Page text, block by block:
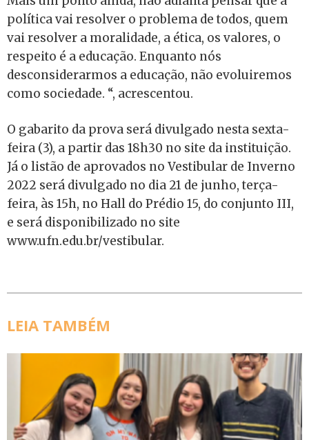
política vai resolver o problema de todos, quem
vai resolver a moralidade, a ética, os valores, o
respeito é a educação. Enquanto nós
desconsiderarmos a educação, não evoluiremos
como sociedade. “, acrescentou.
O gabarito da prova será divulgado nesta sexta-
feira (3), a partir das 18h30 no site da instituição.
Já o listão de aprovados no Vestibular de Inverno
2022 será divulgado no dia 21 de junho, terça-
feira, às 15h, no Hall do Prédio 15, do conjunto III,
e será disponibilizado no site
www.ufn.edu.br/vestibular.
LEIA TAMBÉM